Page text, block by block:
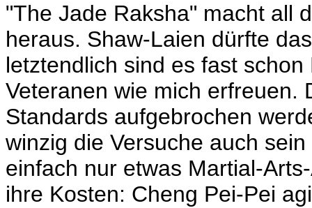
"The Jade Raksha" macht all
heraus. Shaw-Laien dürfte
letztendlich sind es fast
Veteranen wie mich erfreuen.
Standards aufgebrochen
winzig die Versuche auch
einfach nur etwas Martial-
ihre Kosten: Cheng Pei-Pei